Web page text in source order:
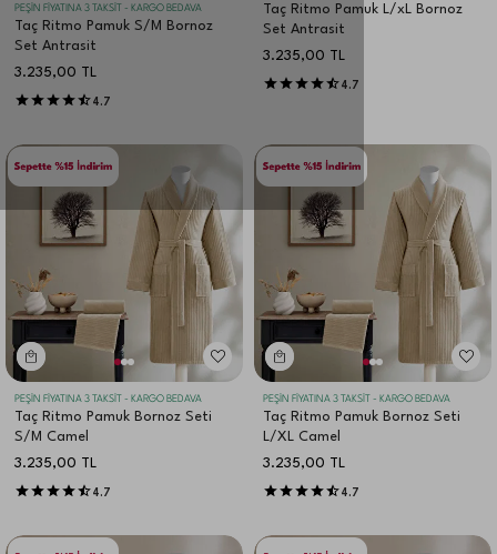
PEŞİN FİYATINA 3 TAKSİT - KARGO BEDAVA
Taç Ritmo Pamuk S/M Bornoz
Set Antrasit
3.235,00 TL
4.7
Taç Ritmo Pamuk L/xL Bornoz
Set Antrasit
3.235,00 TL
4.7
PEŞİN FİYATINA 3 TAKSİT - KARGO BEDAVA
Taç Ritmo Pamuk Bornoz Seti
S/M Camel
3.235,00 TL
4.7
PEŞİN FİYATINA 3 TAKSİT - KARGO BEDAVA
Taç Ritmo Pamuk Bornoz Seti
L/XL Camel
3.235,00 TL
4.7